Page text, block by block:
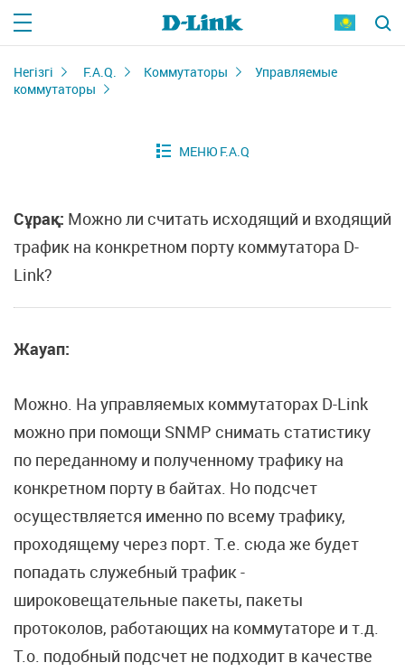
Негізгі F.A.Q. Коммутаторы
Управляемые
коммутаторы
Сұрақ: Можно ли считать исходящий и входящий
трафик на конкретном порту коммутатора D-
Link?
Жауап:
Можно. На управляемых коммутаторах D-Link
можно при помощи SNMP снимать статистику
по переданному и полученному трафику на
конкретном порту в байтах. Но подсчет
осуществляется именно по всему трафику,
проходящему через порт. Т.е. сюда же будет
попадать служебный трафик -
широковещательные пакеты, пакеты
протоколов, работающих на коммутаторе и т.д.
Т.о. подобный подсчет не подходит в качестве